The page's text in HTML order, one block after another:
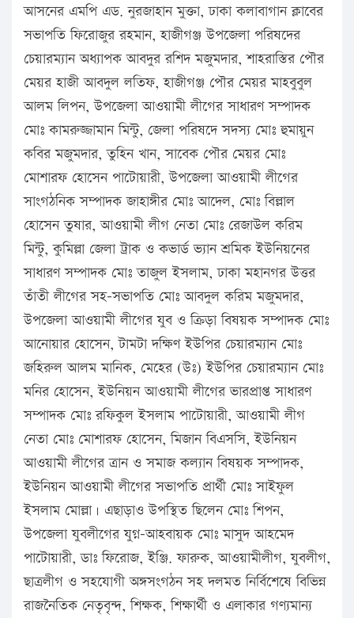
আসনের এমপি এড. নুরজাহান মুক্তা, ঢাকা কলাবাগান ক্লাবের
সভাপতি ফিরোজুর রহমান, হাজীগঞ্জ উপজেলা পরিষদের
চেয়ারম্যান অধ্যাপক আবদুর রশিদ মজুমদার, শাহরাস্তির পৌর
মেয়র হাজী আবদুল লতিফ, হাজীগঞ্জ পৌর মেয়র মাহবুবুল
আলম লিপন, উপজেলা আওয়ামী লীগের সাধারণ সম্পাদক
মোঃ কামরুজ্জামান মিন্টু, জেলা পরিষদে সদস্য মোঃ হুমায়ুন
কবির মজুমদার, তুহিন খান, সাবেক পৌর মেয়র মোঃ
মোশারফ হোসেন পাটোয়ারী, উপজেলা আওয়ামী লীগের
সাংগঠনিক সম্পাদক জাহাঙ্গীর মোঃ আদেল, মোঃ বিল্লাল
হোসেন তুষার, আওয়ামী লীগ নেতা মোঃ রেজাউল করিম
মিন্টু, কুমিল্লা জেলা ট্রাক ও কভার্ড ভ্যান শ্রমিক ইউনিয়নের
সাধারণ সম্পাদক মোঃ তাজুল ইসলাম, ঢাকা মহানগর উত্তর
তাঁতী লীগের সহ-সভাপতি মোঃ আবদুল করিম মজুমদার,
উপজেলা আওয়ামী লীগের যুব ও ক্রিড়া বিষয়ক সম্পাদক মোঃ
আনোয়ার হোসেন, টামটা দক্ষিণ ইউপির চেয়ারম্যান মোঃ
জহিরুল আলম মানিক, মেহের (উঃ) ইউপির চেয়ারম্যান মোঃ
মনির হোসেন, ইউনিয়ন আওয়ামী লীগের ভারপ্রাপ্ত সাধারণ
সম্পাদক মোঃ রফিকুল ইসলাম পাটোয়ারী, আওয়ামী লীগ
নেতা মোঃ মোশারফ হোসেন, মিজান বিএসসি, ইউনিয়ন
আওয়ামী লীগের ত্রান ও সমাজ কল্যান বিষয়ক সম্পাদক,
ইউনিয়ন আওয়ামী লীগের সভাপতি প্রার্থী মোঃ সাইফুল
ইসলাম মোল্লা। এছাড়াও উপস্থিত ছিলেন মোঃ শিপন,
উপজেলা যুবলীগের যুগ্ন-আহবায়ক মোঃ মাসুদ আহমেদ
পাটোয়ারী, ডাঃ ফিরোজ, ইঞ্জি. ফারুক, আওয়ামীলীগ, যুবলীগ,
ছাত্রলীগ ও সহযোগী অঙ্গসংগঠন সহ দলমত নির্বিশেষে বিভিন্ন
রাজনৈতিক নেতৃবৃন্দ, শিক্ষক, শিক্ষার্থী ও এলাকার গণ্যমান্য